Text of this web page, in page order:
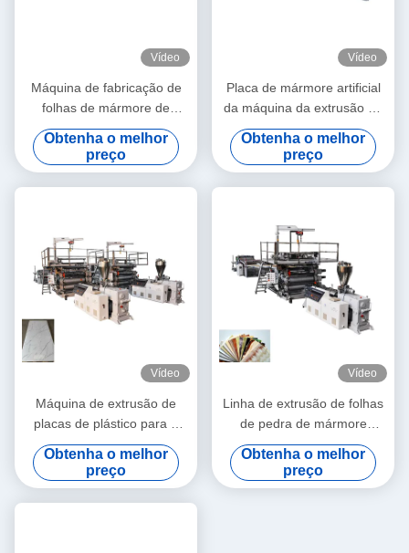
Vídeo
Máquina de fabricação de
folhas de mármore de
plástico HYPET PVC /Linia
de produção de placas de
mármore artificial / Máquina
de painéis de parede 3D de
Obtenha o melhor
preço
Vídeo
Placa de mármore artificial
da máquina da extrusão da
folha do mármore do
PVC/PVC que faz a máquina
Obtenha o melhor
preço
Vídeo
Máquina de extrusão de
placas de plástico para a
produção de chapas de
mármore Pvc 1220
Obtenha o melhor
preço
Vídeo
Linha de extrusão de folhas
de pedra de mármore
artificial com extrusora de
parafuso duplo cônico
80/156 3m/min 500 -
Obtenha o melhor
preço